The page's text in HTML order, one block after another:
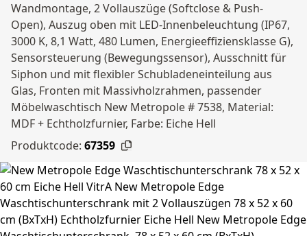
Wandmontage, 2 Vollauszüge (Softclose & Push-
Open), Auszug oben mit LED-Innenbeleuchtung (IP67,
3000 K, 8,1 Watt, 480 Lumen, Energieeffiziensklasse G),
Sensorsteuerung (Bewegungssensor), Ausschnitt für
Siphon und mit flexibler Schubladeneinteilung aus
Glas, Fronten mit Massivholzrahmen, passender
Möbelwaschtisch New Metropole # 7538, Material:
MDF + Echtholzfurnier, Farbe: Eiche Hell
Produktcode: 67359